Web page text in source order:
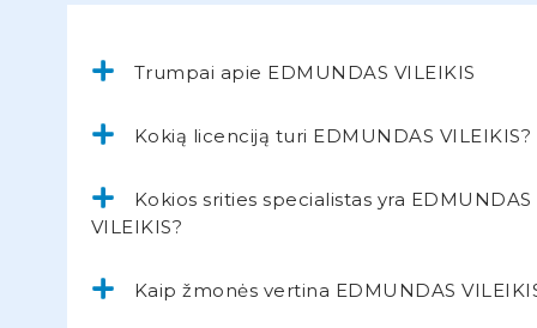
Trumpai apie EDMUNDAS VILEIKIS
Kokią licenciją turi EDMUNDAS VILEIKIS?
Kokios srities specialistas yra EDMUNDAS
VILEIKIS?
Kaip žmonės vertina EDMUNDAS